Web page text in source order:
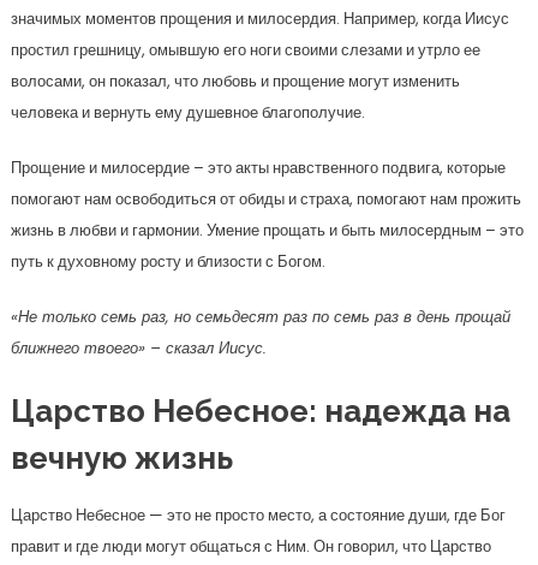
значимых моментов прощения и милосердия. Например, когда Иисус
простил грешницу, омывшую его ноги своими слезами и утрло ее
волосами, он показал, что любовь и прощение могут изменить
человека и вернуть ему душевное благополучие.
Прощение и милосердие – это акты нравственного подвига, которые
помогают нам освободиться от обиды и страха, помогают нам прожить
жизнь в любви и гармонии. Умение прощать и быть милосердным – это
путь к духовному росту и близости с Богом.
«Не только семь раз, но семьдесят раз по семь раз в день прощай
ближнего твоего» – сказал Иисус.
Царство Небесное: надежда на
вечную жизнь
Царство Небесное — это не просто место, а состояние души, где Бог
правит и где люди могут общаться с Ним. Он говорил, что Царство